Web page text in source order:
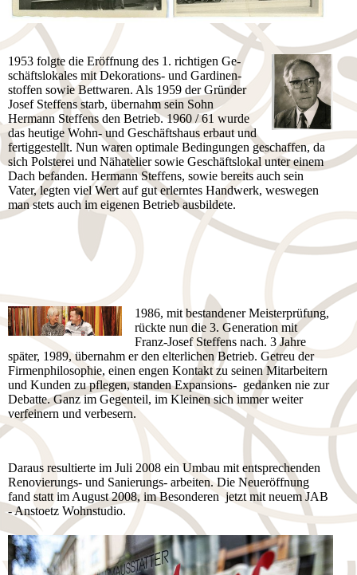
1953 folgte die Eröffnung des 1. richtigen Ge­
schäfts­lo­ka­les mit Dekorations- und Gar­di­nen­
stof­fen sowie Bettwaren. Als 1959 der Gründer
Josef Steffens starb, übernahm sein Sohn
Hermann Steffens den Betrieb. 1960 / 61 wurde
das heutige Wohn- und Ge­schäfts­haus erbaut und
fer­tig­ge­stellt. Nun waren optimale Bedingungen geschaffen, da
sich Polsterei und Nähatelier sowie Ge­schäfts­lo­kal unter einem
Dach be­fan­den. Hermann Steffens, sowie bereits auch sein
Vater, legten viel Wert auf gut erlerntes Handwerk, weswegen
man stets auch im eigenen Betrieb aus­bil­dete.
1986, mit bestandener Meisterprüfung,
rückte nun die 3. Ge­ne­ra­tion mit
Franz-Josef Steffens nach. 3 Jahre
später, 1989, über­nahm er den elterlichen Betrieb. Getreu der
Firmen­phi­lo­so­phie, einen engen Kontakt zu seinen Mit­ar­bei­tern
und Kunden zu pfle­gen, standen Expansions- gedanken nie zur
Debatte. Ganz im Gegenteil, im Kleinen sich immer weiter
verfeinern und ver­bes­ern.
Daraus resultierte im Juli 2008 ein Umbau mit entsprechenden
Renovierungs- und Sanierungs- arbeiten. Die Neueröffnung
fand statt im August 2008, im Besonderen jetzt mit neuem JAB
- Anstoetz Wohnstudio.